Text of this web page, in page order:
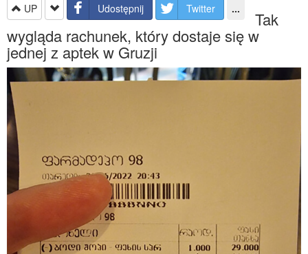
UP Udostępnij Twitter ... Tak
wygląda rachunek, który dostaje się w
jednej z aptek w Gruzji